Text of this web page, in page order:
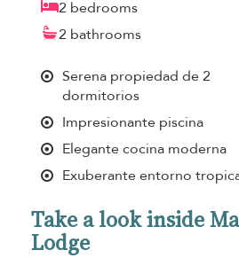
2 bedrooms
2 bathrooms
Serena propiedad de 2
dormitorios
Impresionante piscina
Elegante cocina moderna
Exuberante entorno
Take a look inside
Lodge